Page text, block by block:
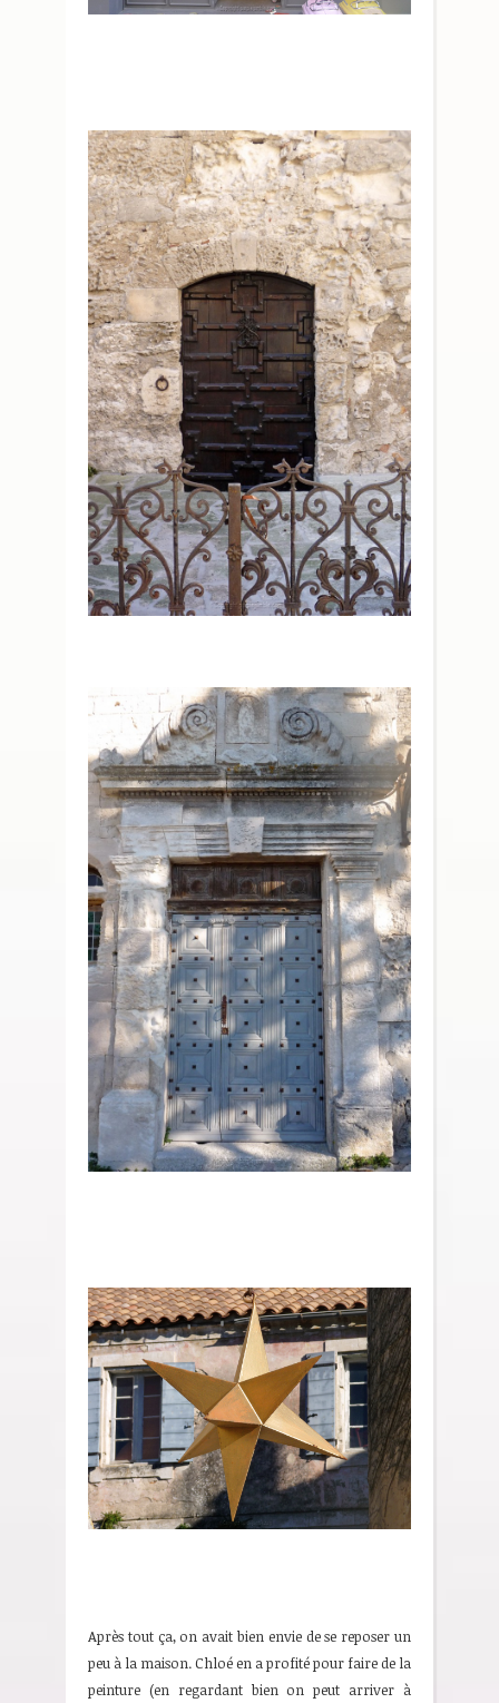
Après tout ça, on avait bien envie de se reposer un
peu à la maison. Chloé en a profité pour faire de la
peinture (en regardant bien on peut arriver à